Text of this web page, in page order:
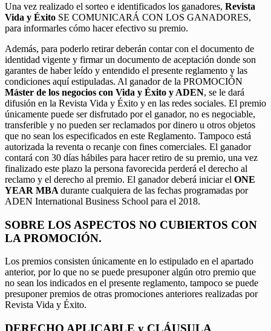
Una vez realizado el sorteo e identificados los ganadores, Revista
Vida y Éxito SE COMUNICARÁ CON LOS GANADORES,
para informarles cómo hacer efectivo su premio.
Además, para poderlo retirar deberán contar con el documento de
identidad vigente y firmar un documento de aceptación donde son
garantes de haber leído y entendido el presente reglamento y las
condiciones aquí estipuladas. Al ganador de la PROMOCIÓN
Máster de los negocios con Vida y Éxito y ADEN, se le dará
difusión en la Revista Vida y Éxito y en las redes sociales. El premio
únicamente puede ser disfrutado por el ganador, no es negociable,
transferible y no pueden ser reclamados por dinero u otros objetos
que no sean los especificados en este Reglamento. Tampoco está
autorizada la reventa o recanje con fines comerciales. El ganador
contará con 30 días hábiles para hacer retiro de su premio, una vez
finalizado este plazo la persona favorecida perderá el derecho al
reclamo y el derecho al premio. El ganador deberá iniciar el ONE
YEAR MBA durante cualquiera de las fechas programadas por
ADEN International Business School para el 2018.
SOBRE LOS ASPECTOS NO CUBIERTOS CON
LA PROMOCIÓN.
Los premios consisten únicamente en lo estipulado en el apartado
anterior, por lo que no se puede presuponer algún otro premio que
no sean los indicados en el presente reglamento, tampoco se puede
presuponer premios de otras promociones anteriores realizadas por
Revista Vida y Éxito.
DERECHO APLICABLE y CLÁUSULA